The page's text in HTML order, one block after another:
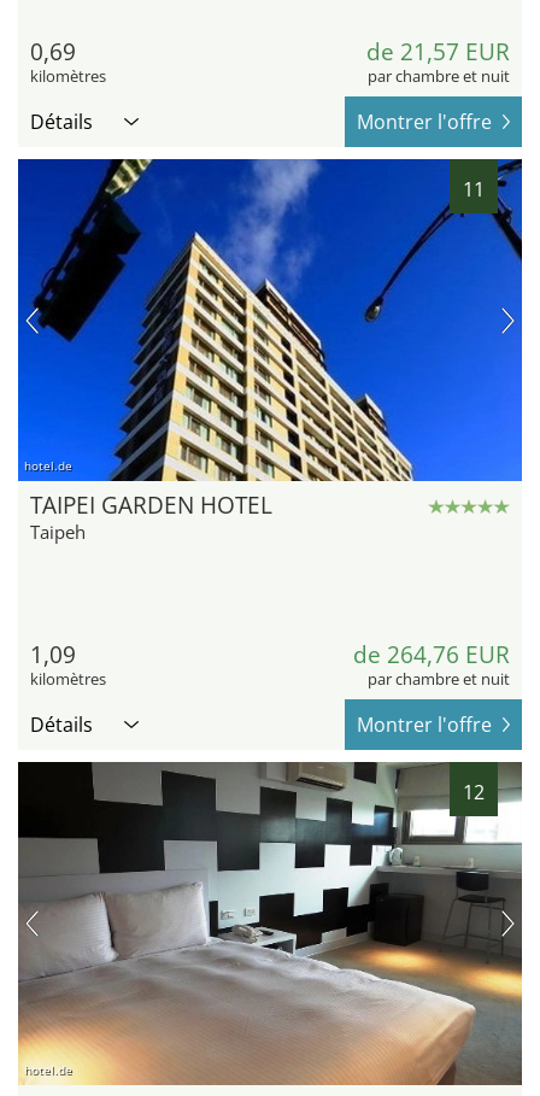
0,69
kilomètres
de 21,57 EUR
par chambre et nuit
Détails Montrer l'offre
11
hotel.de
TAIPEI GARDEN HOTEL
Taipeh
1,09
kilomètres
de 264,76 EUR
par chambre et nuit
Détails Montrer l'offre
12
hotel.de